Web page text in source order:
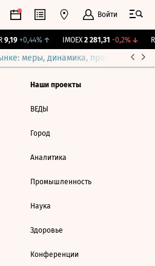
Войти
9,19 +0,44%↑ IMOEX 2 281,31 -0,2%↓
меры, динамика, прогнозы
Наши проекты
ВЕДЫ
Город
Аналитика
Промышленность
Наука
Здоровье
Конференции